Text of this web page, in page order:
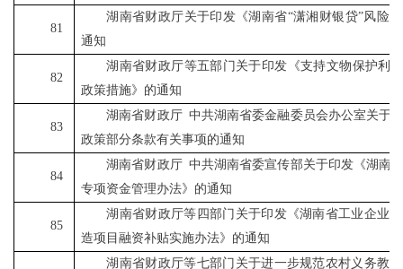
81
湖南省财政厅关于印发《湖南省“潇湘财银贷”风险
通知
82
湖南省财政厅等五部门关于印发《支持文物保护利
政策措施》的通知
83
湖南省财政厅 中共湖南省委金融委员会办公室关于
政策部分条款有关事项的通知
84
湖南省财政厅 中共湖南省委宣传部关于印发《湖南
专项资金管理办法》的通知
85
湖南省财政厅等四部门关于印发《湖南省工业企业
造项目融资补贴实施办法》的通知
湖南省财政厅等七部门关于进一步规范农村义务教